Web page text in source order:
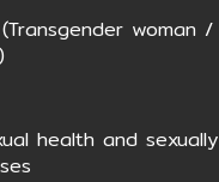
woman /
health and sexually